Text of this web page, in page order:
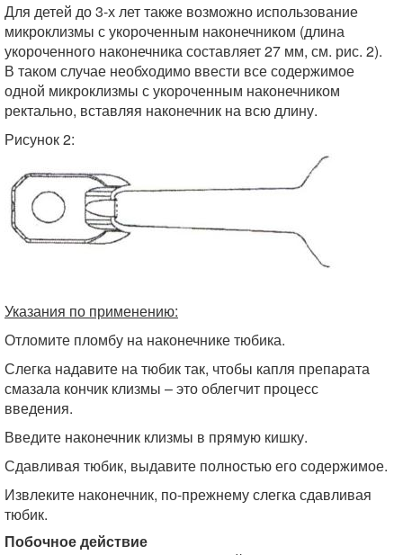
Для детей до 3-х лет также возможно использование
микроклизмы с укороченным наконечником (длина
укороченного наконечника составляет 27 мм, см. рис. 2).
В таком случае необходимо ввести все содержимое
одной микроклизмы с укороченным наконечником
ректально, вставляя наконечник на всю длину.
Рисунок 2:
Указания по применению:
Отломите пломбу на наконечнике тюбика.
Слегка надавите на тюбик так, чтобы капля препарата
смазала кончик клизмы – это облегчит процесс
введения.
Введите наконечник клизмы в прямую кишку.
Сдавливая тюбик, выдавите полностью его содержимое.
Извлеките наконечник, по-прежнему слегка сдавливая
тюбик.
Побочное действие